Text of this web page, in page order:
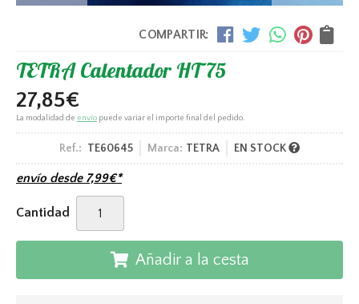
COMPARTIR:
TETRA Calentador HT 75
27,85€
La modalidad de envío puede variar el importe final del pedido.
Ref.: TE60645 Marca: TETRA EN STOCK
envío desde 7,99€*
Cantidad
Añadir a la cesta